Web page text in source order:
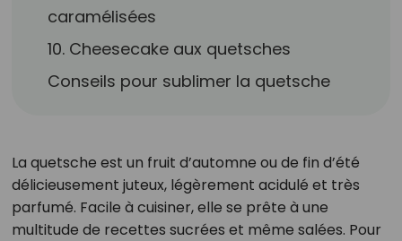
caramélisées
10. Cheesecake aux quetsches
Conseils pour sublimer la quetsche
La quetsche est un fruit d’automne ou de fin d’été
délicieusement juteux, légèrement acidulé et très
parfumé. Facile à cuisiner, elle se prête à une
multitude de recettes sucrées et même salées. Pour